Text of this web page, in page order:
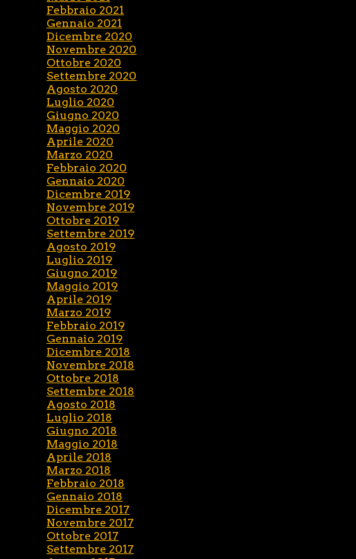
Febbraio 2021
Gennaio 2021
Dicembre 2020
Novembre 2020
Ottobre 2020
Settembre 2020
Agosto 2020
Luglio 2020
Giugno 2020
Maggio 2020
Aprile 2020
Marzo 2020
Febbraio 2020
Gennaio 2020
Dicembre 2019
Novembre 2019
Ottobre 2019
Settembre 2019
Agosto 2019
Luglio 2019
Giugno 2019
Maggio 2019
Aprile 2019
Marzo 2019
Febbraio 2019
Gennaio 2019
Dicembre 2018
Novembre 2018
Ottobre 2018
Settembre 2018
Agosto 2018
Luglio 2018
Giugno 2018
Maggio 2018
Aprile 2018
Marzo 2018
Febbraio 2018
Gennaio 2018
Dicembre 2017
Novembre 2017
Ottobre 2017
Settembre 2017